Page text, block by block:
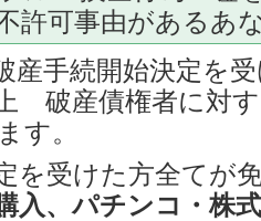
可事由があるあ
産手続開始決定を
破産債権者に対
す。
を受けた方全てが
入、パチンコ・株